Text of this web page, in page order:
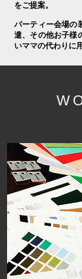
をご提案。
パーティー会場の
遣、その他お子様
いママの代わりに